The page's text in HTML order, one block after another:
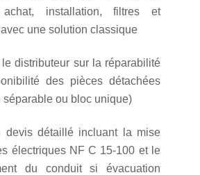
achat, installation, filtres et
une solution classique
le distributeur sur la réparabilité
des pièces détachées
séparable ou bloc unique)
devis détaillé incluant la mise
électriques NF C 15-100 et le
du conduit si évacuation